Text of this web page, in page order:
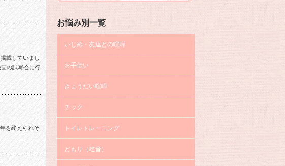
載していまし
の試写会に行
を終えられそ
お悩み別一覧
いじめ・友達との喧嘩
お手伝い
きょうだい喧嘩
チック
トイレトレーニング
どもり（吃音）